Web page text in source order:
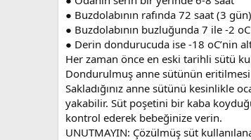
● Buzdolabının rafında 72 saat (3 gün)
● Buzdolabının buzluğunda 7 ile -2
● Derin dondurucuda ise -18 oC’nin
Her zaman önce en eski tarihli sütü
Dondurulmuş anne sütünün eritilmesi
Sakladığınız anne sütünü kesinlikle
yakabilir. Süt poşetini bir kaba
kontrol ederek bebeğinize verin.
UNUTMAYIN: Çözülmüş süt